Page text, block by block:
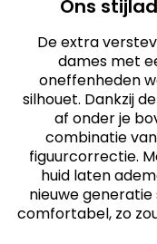
Ons
De extra
dames met
oneffenheden
silhouet. Dankzij
af onder je
combinatie
figuurcorrectie.
huid laten
nieuwe
comfortabel, zo